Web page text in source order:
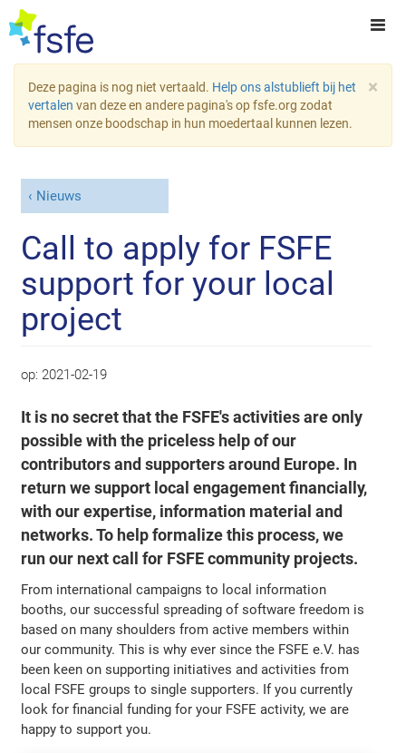
×
Deze pagina is nog niet vertaald. Help ons alstublieft bij het
vertalen van deze en andere pagina's op fsfe.org zodat
mensen onze boodschap in hun moedertaal kunnen lezen.
Nieuws
Call to apply for FSFE
support for your local
project
op: 2021-02-19
It is no secret that the FSFE's activities are only
possible with the priceless help of our
contributors and supporters around Europe. In
return we support local engagement financially,
with our expertise, information material and
networks. To help formalize this process, we
run our next call for FSFE community projects.
From international campaigns to local information
booths, our successful spreading of software freedom is
based on many shoulders from active members within
our community. This is why ever since the FSFE e.V. has
been keen on supporting initiatives and activities from
local FSFE groups to single supporters. If you currently
look for financial funding for your FSFE activity, we are
happy to support you.